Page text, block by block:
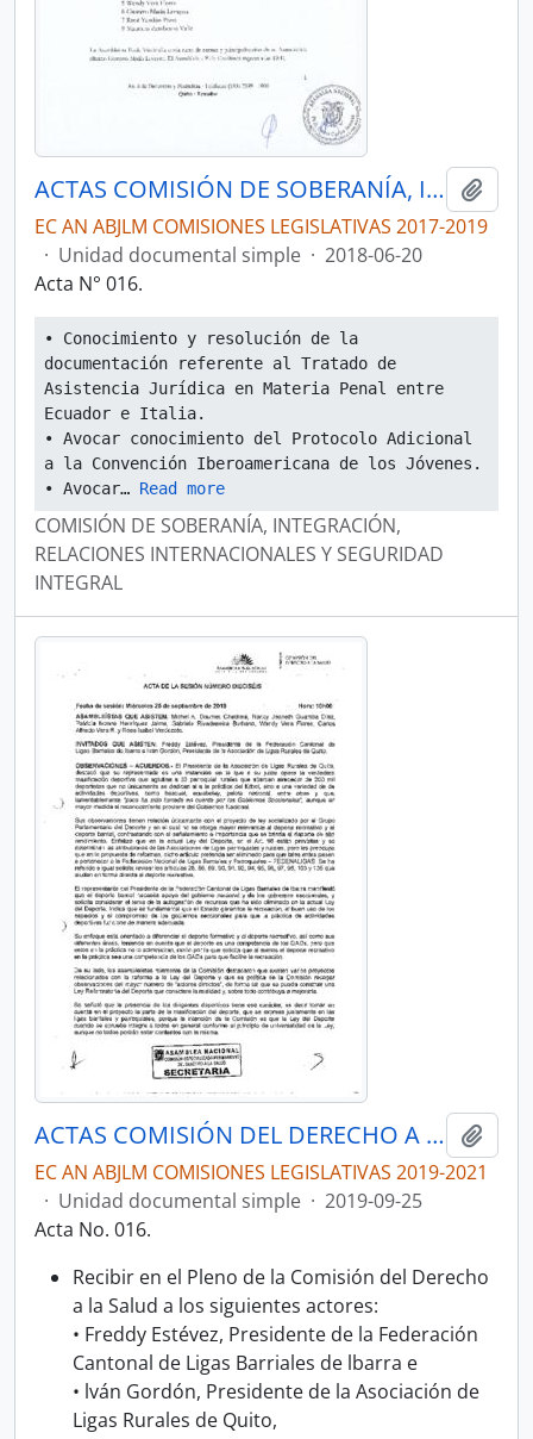
ACTAS COMISIÓN DE SOBERANÍA, INTEGRACIÓN, RELACIONES INTERNACIONALES Y SEGURIDAD INTEGRAL
EC AN ABJLM COMISIONES LEGISLATIVAS 2017-2019
· Unidad documental simple · 2018-06-20
Acta N° 016.
• Conocimiento y resolución de la
documentación referente al Tratado de
Asistencia Jurídica en Materia Penal entre
Ecuador e Italia.
• Avocar conocimiento del Protocolo Adicional
a la Convención Iberoamericana de los Jóvenes.
• Avocar… Read more
COMISIÓN DE SOBERANÍA, INTEGRACIÓN,
RELACIONES INTERNACIONALES Y SEGURIDAD
INTEGRAL
ACTAS COMISIÓN DEL DERECHO A LA SALUD
EC AN ABJLM COMISIONES LEGISLATIVAS 2019-2021
· Unidad documental simple · 2019-09-25
Acta No. 016.
Recibir en el Pleno de la Comisión del Derecho
a la Salud a los siguientes actores:
• Freddy Estévez, Presidente de la Federación
Cantonal de Ligas Barriales de lbarra e
• lván Gordón, Presidente de la Asociación de
Ligas Rurales de Quito,